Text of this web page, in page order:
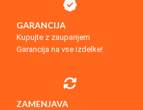
GARANCIJA
Kupujte z zaupanjem
Garancija na vse izdelke!
ZAMENJAVA